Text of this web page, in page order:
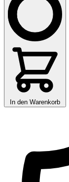
In den Warenkorb